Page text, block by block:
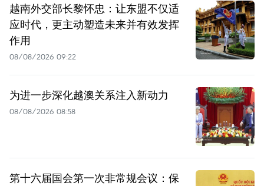
越南外交部长黎怀忠：让东盟不仅适
应时代，更主动塑造未来并有效发挥
作用
08/08/2026 09:22
为进一步深化越澳关系注入新动力
08/08/2026 08:58
第十六届国会第一次非常规会议：保